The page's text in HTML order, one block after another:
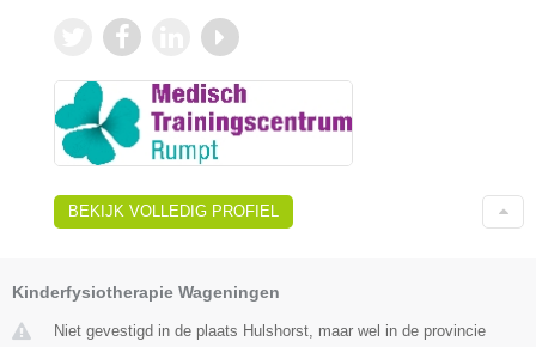
BEKIJK VOLLEDIG PROFIEL
Kinderfysiotherapie Wageningen
Niet gevestigd in de plaats Hulshorst, maar wel in de provincie